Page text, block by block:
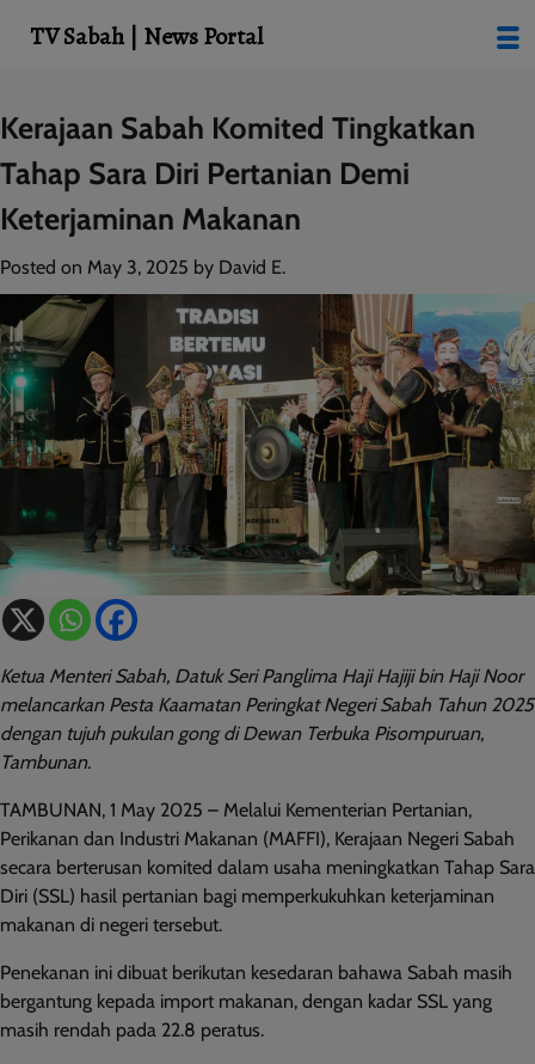
Skip
to
content
Kerajaan Sabah Komited Tingkatkan
Tahap Sara Diri Pertanian Demi
Keterjaminan Makanan
Posted on May 3, 2025 by David E.
Ketua Menteri Sabah, Datuk Seri Panglima Haji Hajiji bin Haji Noor
melancarkan Pesta Kaamatan Peringkat Negeri Sabah Tahun 2025
dengan tujuh pukulan gong di Dewan Terbuka Pisompuruan,
Tambunan.
TAMBUNAN, 1 May 2025 – Melalui Kementerian Pertanian,
Perikanan dan Industri Makanan (MAFFI), Kerajaan Negeri Sabah
secara berterusan komited dalam usaha meningkatkan Tahap Sara
Diri (SSL) hasil pertanian bagi memperkukuhkan keterjaminan
makanan di negeri tersebut.
Penekanan ini dibuat berikutan kesedaran bahawa Sabah masih
bergantung kepada import makanan, dengan kadar SSL yang
masih rendah pada 22.8 peratus.
TV Sabah | News Portal